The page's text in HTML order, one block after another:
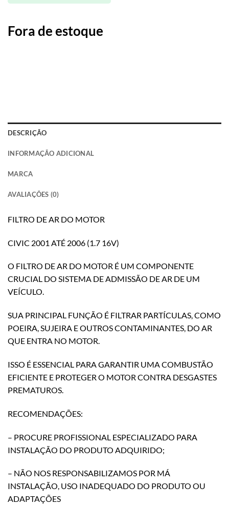
Fora de estoque
DESCRIÇÃO
INFORMAÇÃO ADICIONAL
MARCA
AVALIAÇÕES (0)
FILTRO DE AR DO MOTOR
CIVIC 2001 ATÉ 2006 (1.7 16V)
O FILTRO DE AR DO MOTOR É UM COMPONENTE
CRUCIAL DO SISTEMA DE ADMISSÃO DE AR DE UM
VEÍCULO.
SUA PRINCIPAL FUNÇÃO É FILTRAR PARTÍCULAS, COMO
POEIRA, SUJEIRA E OUTROS CONTAMINANTES, DO AR
QUE ENTRA NO MOTOR.
ISSO É ESSENCIAL PARA GARANTIR UMA COMBUSTÃO
EFICIENTE E PROTEGER O MOTOR CONTRA DESGASTES
PREMATUROS.
RECOMENDAÇÕES:
– PROCURE PROFISSIONAL ESPECIALIZADO PARA
INSTALAÇÃO DO PRODUTO ADQUIRIDO;
– NÃO NOS RESPONSABILIZAMOS POR MÁ
INSTALAÇÃO, USO INADEQUADO DO PRODUTO OU
ADAPTAÇÕES